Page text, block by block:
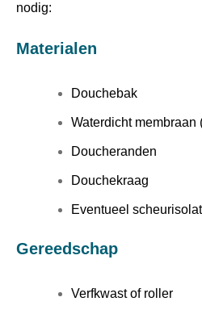
nodig:
Materialen
Douchebak
Waterdicht membraan
Doucheranden
Douchekraag
Eventueel
Gereedschap
Verfkwast of roller